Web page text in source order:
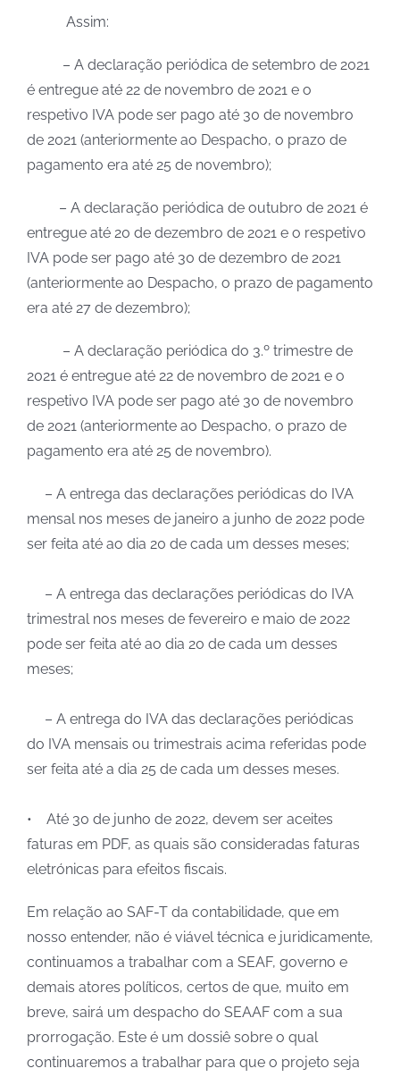
Assim:
– A declaração periódica de setembro de 2021
é entregue até 22 de novembro de 2021 e o
respetivo IVA pode ser pago até 30 de novembro
de 2021 (anteriormente ao Despacho, o prazo de
pagamento era até 25 de novembro);
– A declaração periódica de outubro de 2021 é
entregue até 20 de dezembro de 2021 e o respetivo
IVA pode ser pago até 30 de dezembro de 2021
(anteriormente ao Despacho, o prazo de pagamento
era até 27 de dezembro);
– A declaração periódica do 3.º trimestre de
2021 é entregue até 22 de novembro de 2021 e o
respetivo IVA pode ser pago até 30 de novembro
de 2021 (anteriormente ao Despacho, o prazo de
pagamento era até 25 de novembro).
– A entrega das declarações periódicas do IVA
mensal nos meses de janeiro a junho de 2022 pode
ser feita até ao dia 20 de cada um desses meses;
– A entrega das declarações periódicas do IVA
trimestral nos meses de fevereiro e maio de 2022
pode ser feita até ao dia 20 de cada um desses
meses;
– A entrega do IVA das declarações periódicas
do IVA mensais ou trimestrais acima referidas pode
ser feita até a dia 25 de cada um desses meses.
• Até 30 de junho de 2022, devem ser aceites
faturas em PDF, as quais são consideradas faturas
eletrónicas para efeitos fiscais.
Em relação ao SAF-T da contabilidade, que em
nosso entender, não é viável técnica e juridicamente,
continuamos a trabalhar com a SEAF, governo e
demais atores políticos, certos de que, muito em
breve, sairá um despacho do SEAAF com a sua
prorrogação. Este é um dossiê sobre o qual
continuaremos a trabalhar para que o projeto seja